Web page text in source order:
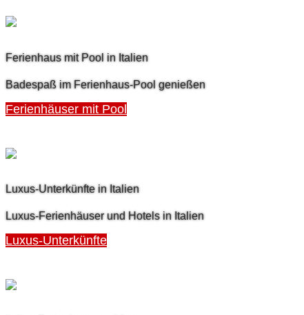
Ferienhaus mit Pool in Italien
Badespaß im Ferienhaus-Pool genießen
Ferienhäuser mit Pool
Luxus-Unterkünfte in Italien
Luxus-Ferienhäuser und Hotels in Italien
Luxus-Unterkünfte